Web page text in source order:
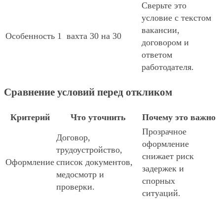
Особенность 1 вахта 30 на 30
Сверьте это
условие с текстом
вакансии,
договором и
ответом
работодателя.
Сравнение условий перед откликом
Критерий Что уточнить Почему это важно
Оформление
Договор,
трудоустройство,
список документов,
медосмотр и
проверки.
Прозрачное
оформление
снижает риск
задержек и
спорных
ситуаций.